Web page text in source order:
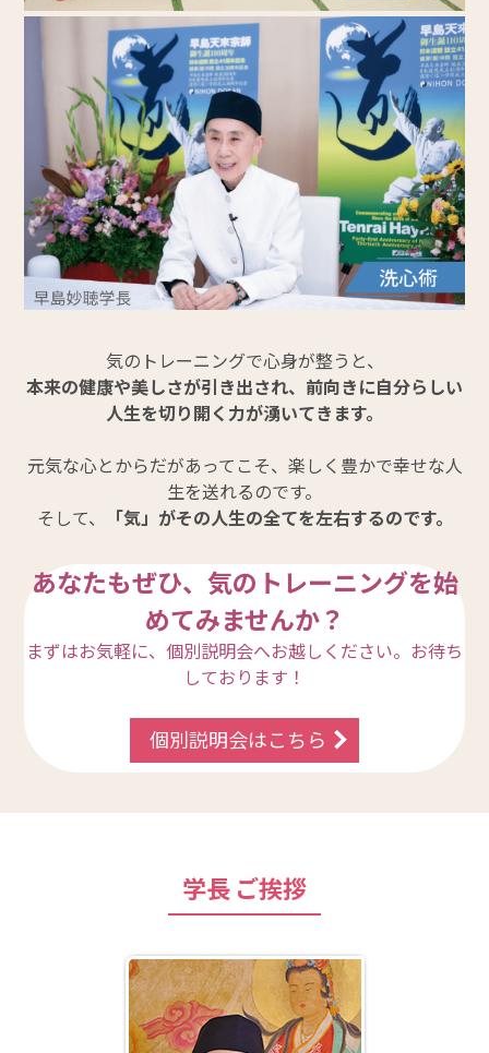
気のトレーニングで心身が整うと、
本来の健康や美しさが引き出され、前向きに自分らしい
人生を切り開く力が湧いてきます。
元気な心とからだがあってこそ、楽しく豊かで幸せな人
生を送れるのです。
そして、
「気」がその人生の全てを左右するのです。
あなたもぜひ、気のトレーニングを始
めてみませんか？
まずはお気軽に、個別説明会へお越しください。お待ち
しております！
個別説明会はこちら
学長 ご挨拶